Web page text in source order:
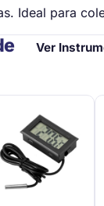
Ideal para
Ver